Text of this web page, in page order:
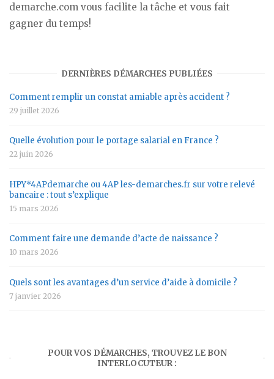
demarche.com vous facilite la tâche et vous fait
gagner du temps!
DERNIÈRES DÉMARCHES PUBLIÉES
Comment remplir un constat amiable après accident ?
29 juillet 2026
Quelle évolution pour le portage salarial en France ?
22 juin 2026
HPY*4APdemarche ou 4AP les-demarches.fr sur votre relevé
bancaire : tout s’explique
15 mars 2026
Comment faire une demande d’acte de naissance ?
10 mars 2026
Quels sont les avantages d’un service d’aide à domicile ?
7 janvier 2026
POUR VOS DÉMARCHES, TROUVEZ LE BON
INTERLOCUTEUR :